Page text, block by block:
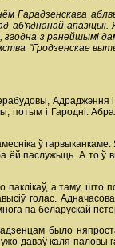
Гарадзенскага
згодна з ранейшымі
"Гродзенскае
і Гародні.
ў гарвыканкаме.
паслужыць. А то ў
а таму, што
голас.
па беларускай
было
даваў каля паловы